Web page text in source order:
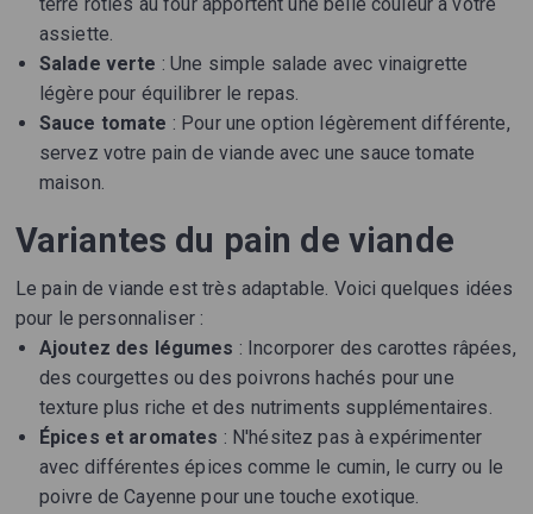
terre rôties au four apportent une belle couleur à votre
assiette.
Salade verte : Une simple salade avec vinaigrette
légère pour équilibrer le repas.
Sauce tomate : Pour une option légèrement différente,
servez votre pain de viande avec une sauce tomate
maison.
Variantes du pain de viande
Le pain de viande est très adaptable. Voici quelques idées
pour le personnaliser :
Ajoutez des légumes : Incorporer des carottes râpées,
des courgettes ou des poivrons hachés pour une
texture plus riche et des nutriments supplémentaires.
Épices et aromates : N'hésitez pas à expérimenter
avec différentes épices comme le cumin, le curry ou le
poivre de Cayenne pour une touche exotique.